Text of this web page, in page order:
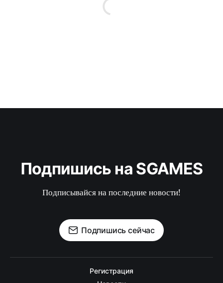
Подпишись на SGAMES
Подписывайся на последние новости!
Подпишись сейчас
Регистрация